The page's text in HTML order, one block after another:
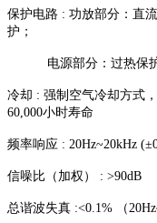
保护电路 : 功放部分：直
护；
电源部分：过热保护
冷却 : 强制空气冷却方式
60,000小时寿命
频率响应 : 20Hz~20kHz
信噪比（加权） : >90dB
总谐波失真 :<0.1% （